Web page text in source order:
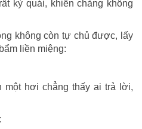
kỳ quái, khiến chàng không
không còn tự chủ được, lấy
liền miệng:
một hơi chẳng thấy ai trả lời,